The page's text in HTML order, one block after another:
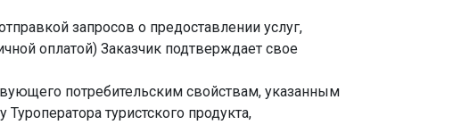
запросов о предоставлении услуг,
оплатой) Заказчик подтверждает свое
потребительским свойствам, указанным
туристского продукта,